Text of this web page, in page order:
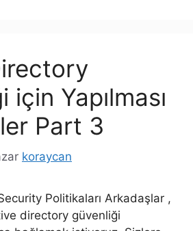
için Yapılması
Part 3
koraycan
Politikaları Arkadaşlar ,
directory güvenliği